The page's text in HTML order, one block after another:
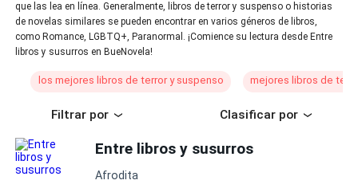
que las lea en línea. Generalmente, libros de terror y suspenso o historias
de novelas similares se pueden encontrar en varios géneros de libros,
como Romance, LGBTQ+, Paranormal. ¡Comience su lectura desde Entre
libros y susurros en BueNovela!
los mejores libros de terror y suspenso mejores libros de
Filtrar por Clasificar por
Entre libros y susurros
Afrodita